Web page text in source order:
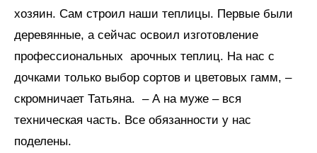
хозяин. Сам строил наши теплицы. Первые были
деревянные, а сейчас освоил изготовление
профессиональных арочных теплиц. На нас с
дочками только выбор сортов и цветовых гамм, –
скромничает Татьяна. – А на муже – вся
техническая часть. Все обязанности у нас
поделены.